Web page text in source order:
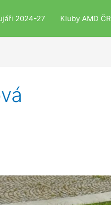
2024-27 Kluby AMD ČR